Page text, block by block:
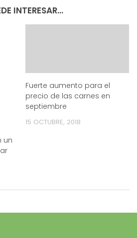
INTERESAR...
un
Fuerte aumento para el
precio de las carnes en
septiembre
15 OCTUBRE, 2018